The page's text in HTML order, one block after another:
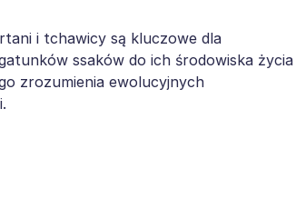
i tchawicy są kluczowe dla
ssaków do ich środowiska życia
zrozumienia ewolucyjnych